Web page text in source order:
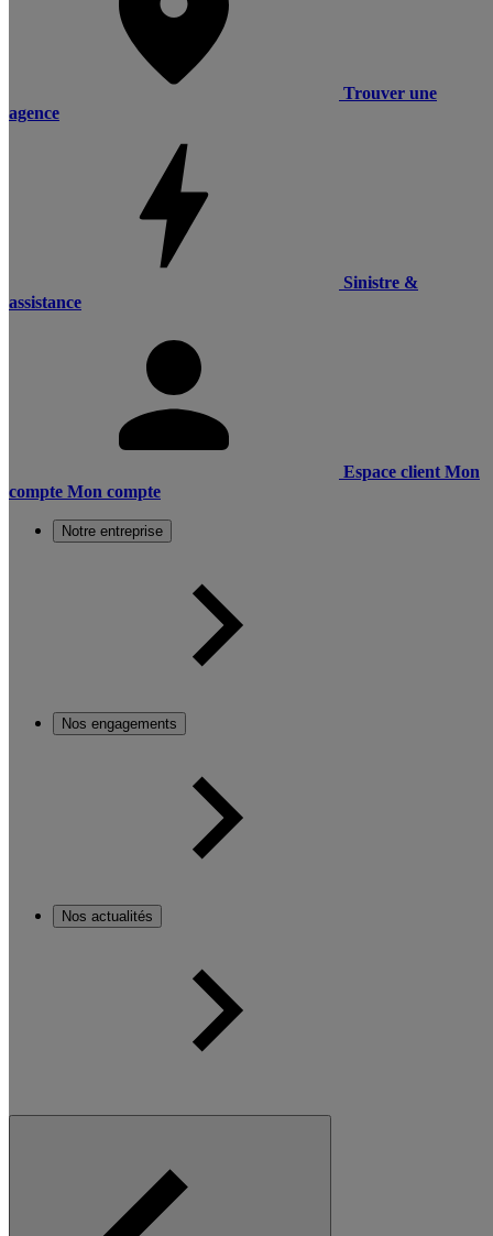
Trouver une
agence
Sinistre &
assistance
Espace client Mon
compte Mon compte
Notre entreprise
Nos engagements
Nos actualités